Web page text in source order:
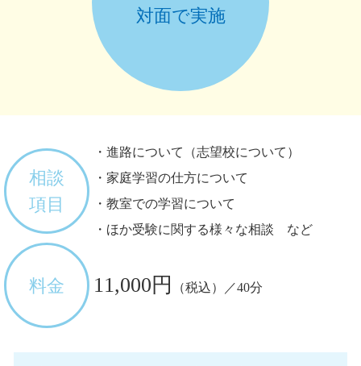
対面で実施
相談
項目
・進路について（志望校について）
・家庭学習の仕方について
・教室での学習について
・ほか受験に関する様々な相談 など
料金 11,000円 （税込）／40分